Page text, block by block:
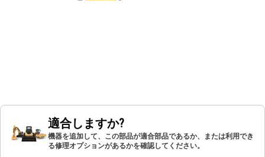
適合しますか?
機器を追加して、この部品が適合部品であるか、または利用でき
る修理オプションがあるかを確認してください。